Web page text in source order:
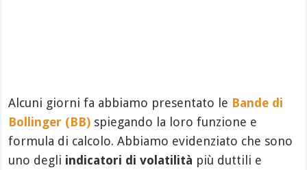
Alcuni giorni fa abbiamo presentato le Bande di
Bollinger (BB) spiegando la loro funzione e
formula di calcolo. Abbiamo evidenziato che sono
uno degli indicatori di volatilità più duttili e